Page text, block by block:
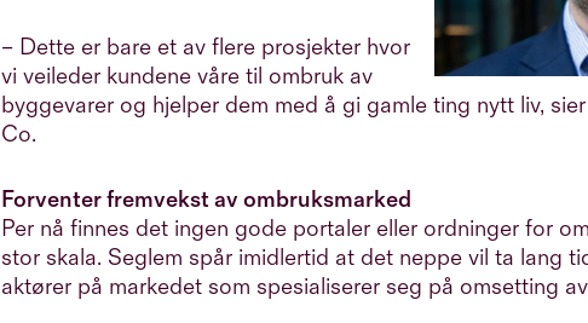
– Dette er bare et av flere prosjekter hvor
vi veileder kundene våre til ombruk av
byggevarer og hjelper dem med å gi gamle ting nytt liv,
Co.
Forventer fremvekst av ombruksmarked
Per nå finnes det ingen gode portaler eller ordninger for
stor skala. Seglem spår imidlertid at det neppe vil ta lang
aktører på markedet som spesialiserer seg på omsetting